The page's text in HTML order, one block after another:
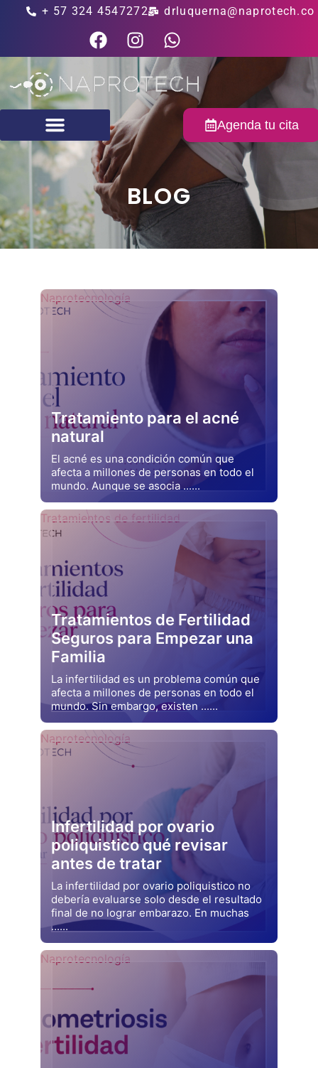
+ 57 324 4547272 drluquerna@naprotech.co
Agenda tu cita
BLOG
Tratamiento para el acné
natural
El acné es una condición común que
afecta a millones de personas en todo el
mundo. Aunque se asocia ......
Drjluquerna
Naprotecnología
Tratamientos de Fertilidad
Seguros para Empezar una
Familia
La infertilidad es un problema común que
afecta a millones de personas en todo el
mundo. Sin embargo, existen ......
Drjluquerna
Tratamientos de fertilidad
Infertilidad por ovario
poliquistico qué revisar
antes de tratar
La infertilidad por ovario poliquistico no
debería evaluarse solo desde el resultado
final de no lograr embarazo. En muchas
......
Drjluquerna
Naprotecnología
Naprotecnología